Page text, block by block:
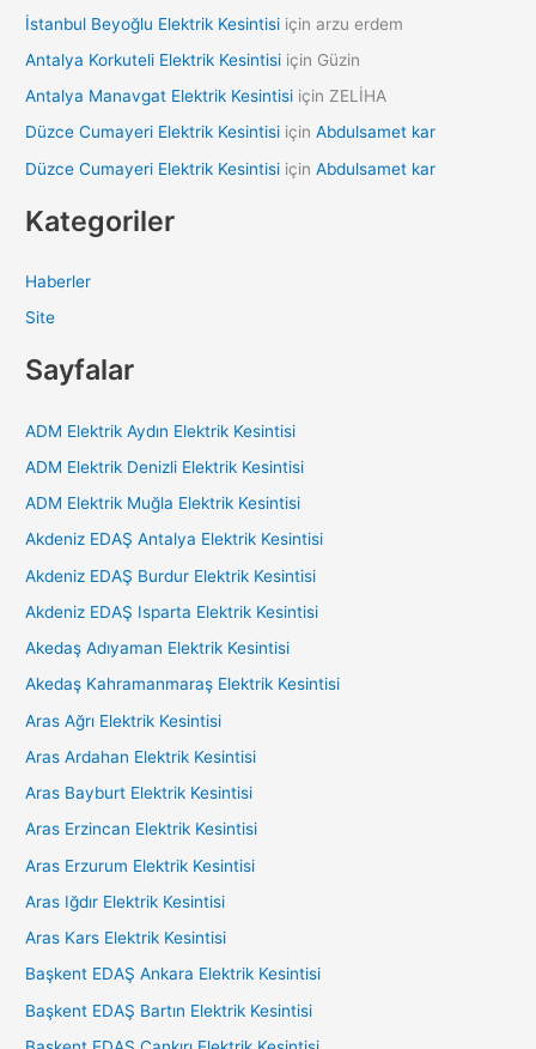
İstanbul Beyoğlu Elektrik Kesintisi içinarzu erdem
Antalya Korkuteli Elektrik Kesintisi için Güzin
Antalya Manavgat Elektrik Kesintisi için ZELİHA
Düzce Cumayeri Elektrik Kesintisi içinAbdulsamet kar
Düzce Cumayeri Elektrik Kesintisi içinAbdulsamet kar
Kategoriler
Haberler
Site
Sayfalar
ADM Elektrik Aydın Elektrik Kesintisi
ADM Elektrik Denizli Elektrik Kesintisi
ADM Elektrik Muğla Elektrik Kesintisi
Akdeniz EDAŞ Antalya Elektrik Kesintisi
Akdeniz EDAŞ Burdur Elektrik Kesintisi
Akdeniz EDAŞ Isparta Elektrik Kesintisi
Akedaş Adıyaman Elektrik Kesintisi
Akedaş Kahramanmaraş Elektrik Kesintisi
Aras Ağrı Elektrik Kesintisi
Aras Ardahan Elektrik Kesintisi
Aras Bayburt Elektrik Kesintisi
Aras Erzincan Elektrik Kesintisi
Aras Erzurum Elektrik Kesintisi
Aras Iğdır Elektrik Kesintisi
Aras Kars Elektrik Kesintisi
Başkent EDAŞ Ankara Elektrik Kesintisi
Başkent EDAŞ Bartın Elektrik Kesintisi